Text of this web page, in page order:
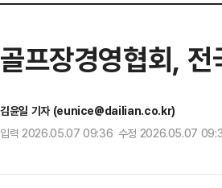
골프장경영협회,
김윤일 기자 (eunice@dailian.co.kr)
입력 2026.05.07 09:36 수정 2026.05.07